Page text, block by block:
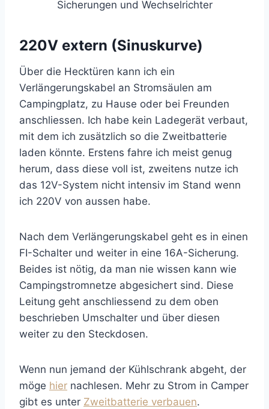
Sicherungen und Wechselrichter
220V extern (Sinuskurve)
Über die Hecktüren kann ich ein
Verlängerungskabel an Stromsäulen am
Campingplatz, zu Hause oder bei Freunden
anschliessen. Ich habe kein Ladegerät verbaut,
mit dem ich zusätzlich so die Zweitbatterie
laden könnte. Erstens fahre ich meist genug
herum, dass diese voll ist, zweitens nutze ich
das 12V-System nicht intensiv im Stand wenn
ich 220V von aussen habe.
Nach dem Verlängerungskabel geht es in einen
FI-Schalter und weiter in eine 16A-Sicherung.
Beides ist nötig, da man nie wissen kann wie
Campingstromnetze abgesichert sind. Diese
Leitung geht anschliessend zu dem oben
beschrieben Umschalter und über diesen
weiter zu den Steckdosen.
Wenn nun jemand der Kühlschrank abgeht, der
möge hier nachlesen. Mehr zu Strom in Camper
gibt es unter Zweitbatterie verbauen.